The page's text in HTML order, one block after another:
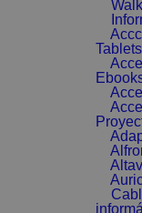
Tablets